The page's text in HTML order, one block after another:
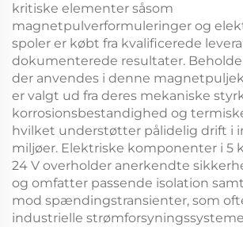
kritiske elementer såsom
magnetpulverformuleringer og
spoler er købt fra kvalificerede
dokumenterede resultater.
der anvendes i denne
er valgt ud fra deres mekaniske
korrosionsbestandighed og
hvilket understøtter pålidelig drift i
miljøer. Elektriske komponenter i 5
24 V overholder anerkendte
og omfatter passende isolation
mod spændingstransienter, som
industrielle